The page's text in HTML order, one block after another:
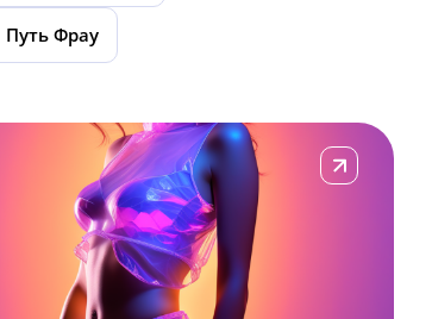
Путь Фрау
Подробнее